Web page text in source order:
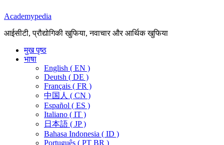
Menu
Academypedia
आईसीटी, प्रौद्योगिकी खुफिया, नवाचार और आर्थिक खुफिया
मुख पृष्ठ
भाषा
English ( EN )
Deutsh ( DE )
Français ( FR )
中国人 ( CN )
Español ( ES )
Italiano ( IT )
日本語 ( JP )
Bahasa Indonesia ( ID )
Português ( PT BR )